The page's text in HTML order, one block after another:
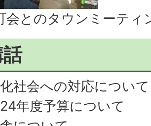
会とのタウンミーティ
社会への対応について
年度予算について